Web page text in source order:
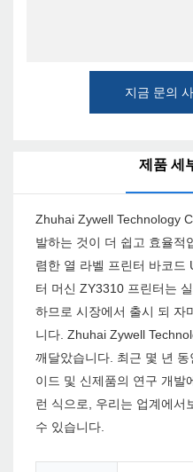
지금 문의
제품 세
Zhuhai Zywell Technology
발하는 것이 더 쉽고 효율적
렴한 열 라벨 프린터 바코드
터 머신 ZY3310 프린터는
하므로 시장에서 출시 되 자
니다. Zhuhai Zywell
깨달았습니다. 최근 몇 년
이드 및 신제품의 연구 개발
런 식으로, 우리는 업계에서
수 있습니다.